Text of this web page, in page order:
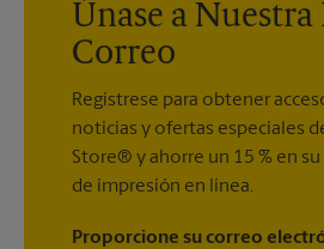
Únase a Nuestra
Correo
Regístrese para obtener
noticias y ofertas especiales
Store® y ahorre un 15 % en
de impresión en línea.
Proporcione su correo